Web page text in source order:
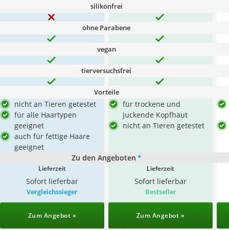
silikonfrei
ohne Parabene
vegan
tierversuchsfrei
Vorteile
nicht an Tieren getestet
für alle Haartypen
geeignet
auch für fettige Haare
geeignet
für trockene und
juckende Kopfhaut
nicht an Tieren getestet
Zu den Angeboten *
Lieferzeit
Sofort lieferbar
Lieferzeit
Sofort lieferbar
Vergleichssieger
Zum Angebot »
Bestseller
Zum Angebot »